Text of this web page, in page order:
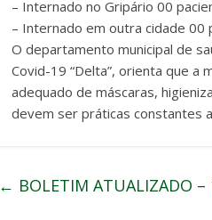
– Internado no Gripário 00
– Internado em outra cidade 00
O departamento municipal de
Covid-19 “Delta”, orienta que a
adequado de máscaras,
devem ser práticas constantes
← BOLETIM ATUALIZADO